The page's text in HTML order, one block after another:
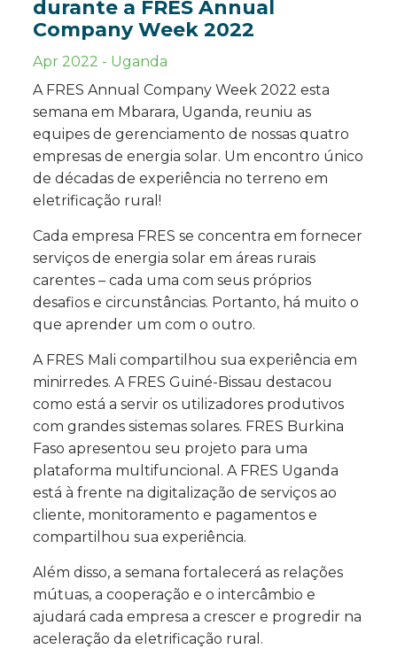
durante a FRES Annual
Company Week 2022
Apr 2022 - Uganda
A FRES Annual Company Week 2022 esta
semana em Mbarara, Uganda, reuniu as
equipes de gerenciamento de nossas quatro
empresas de energia solar. Um encontro único
de décadas de experiência no terreno em
eletrificação rural!
Cada empresa FRES se concentra em fornecer
serviços de energia solar em áreas rurais
carentes – cada uma com seus próprios
desafios e circunstâncias. Portanto, há muito o
que aprender um com o outro.
A FRES Mali compartilhou sua experiência em
minirredes. A FRES Guiné-Bissau destacou
como está a servir os utilizadores produtivos
com grandes sistemas solares. FRES Burkina
Faso apresentou seu projeto para uma
plataforma multifuncional. A FRES Uganda
está à frente na digitalização de serviços ao
cliente, monitoramento e pagamentos e
compartilhou sua experiência.
Além disso, a semana fortalecerá as relações
mútuas, a cooperação e o intercâmbio e
ajudará cada empresa a crescer e progredir na
aceleração da eletrificação rural.